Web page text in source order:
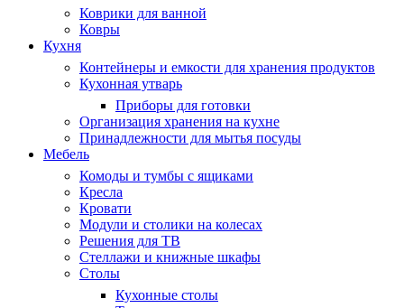
Коврики для ванной
Ковры
Кухня
Контейнеры и емкости для хранения продуктов
Кухонная утварь
Приборы для готовки
Организация хранения на кухне
Принадлежности для мытья посуды
Мебель
Комоды и тумбы с ящиками
Кресла
Кровати
Модули и столики на колесах
Решения для ТВ
Стеллажи и книжные шкафы
Столы
Кухонные столы